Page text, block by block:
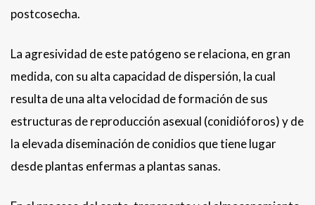
postcosecha.
La agresividad de este patógeno se relaciona, en gran
medida, con su alta capacidad de dispersión, la cual
resulta de una alta velocidad de formación de sus
estructuras de reproducción asexual (conidióforos) y de
la elevada diseminación de conidios que tiene lugar
desde plantas enfermas a plantas sanas.